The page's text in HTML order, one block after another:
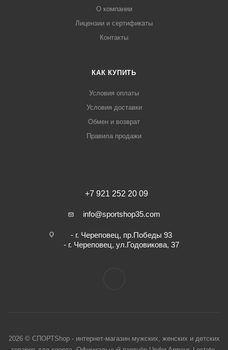
О компании
Лицензии и сертификаты
Контакты
КАК КУПИТЬ
Условия оплаты
Условия доставки
Обмен и возврат
Правила продажи
+7 921 252 20 09
info@sportshop35.com
- г. Череповец, пр.Победы 93
- г. Череповец, ул.Годовикова, 37
2026 © СПОРТShop - интернет-магазин мужских, женских и детских